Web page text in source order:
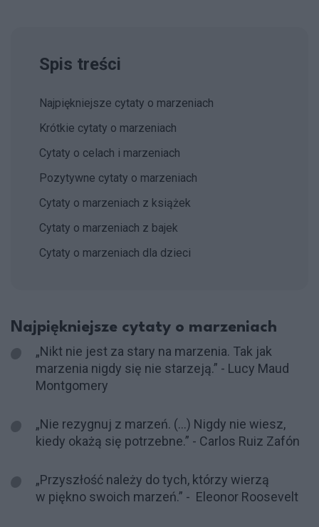
Spis treści
Najpiękniejsze cytaty o marzeniach
Krótkie cytaty o marzeniach
Cytaty o celach i marzeniach
Pozytywne cytaty o marzeniach
Cytaty o marzeniach z książek
Cytaty o marzeniach z bajek
Cytaty o marzeniach dla dzieci
Najpiękniejsze cytaty o marzeniach
„Nikt nie jest za stary na marzenia. Tak jak
marzenia nigdy się nie starzeją.” - Lucy Maud
Montgomery
„Nie rezygnuj z marzeń. (…) Nigdy nie wiesz,
kiedy okażą się potrzebne.” - Carlos Ruiz Zafón
„Przyszłość należy do tych, którzy wierzą
w piękno swoich marzeń.” - Eleonor Roosevelt